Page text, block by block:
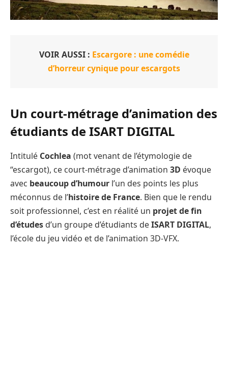
VOIR AUSSI : Escargore : une comédie
d’horreur cynique pour escargots
Un court-métrage d’animation des
étudiants de ISART DIGITAL
Intitulé Cochlea (mot venant de l’étymologie de
“escargot), ce court-métrage d’animation 3D évoque
avec beaucoup d’humour l’un des points les plus
méconnus de l’histoire de France. Bien que le rendu
soit professionnel, c’est en réalité un projet de fin
d’études d’un groupe d’étudiants deISART DIGITAL,
l’école du jeu vidéo et de l’animation 3D-VFX.